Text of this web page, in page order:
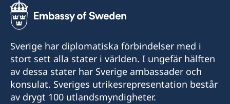
Sverige har diplomatiska förbindelser med i
stort sett alla stater i världen. I ungefär hälften
av dessa stater har Sverige ambassader och
konsulat. Sveriges utrikesrepresentation består
av drygt 100 utlandsmyndigheter.